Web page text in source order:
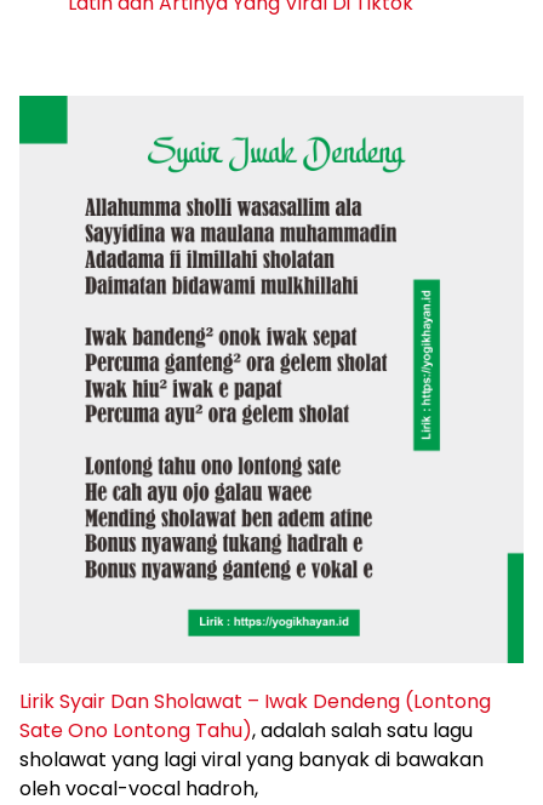
Lirik Syair Dan Sholawat – Iwak Dendeng (Lontong
Sate Ono Lontong Tahu), adalah salah satu lagu
sholawat yang lagi viral yang banyak di bawakan
oleh vocal-vocal hadroh,